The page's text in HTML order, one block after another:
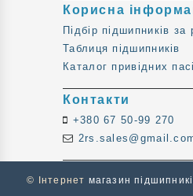
Корисна
Підбір підшипників за
Таблиця підшипників
Каталог привідних
Контакти
+380 67 50-99 270
© Інтернет магазин